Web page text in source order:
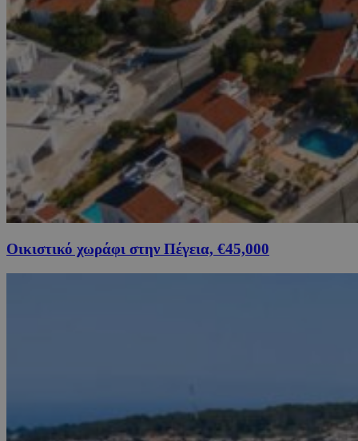
Οικιστικό χωράφι στην Πέγεια, €45,000